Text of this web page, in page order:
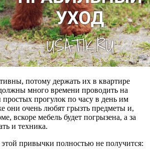
потому держать их в квартире
много времени проводить на
прогулок по часу в день им
они очень любят грызть предметы и,
вскоре мебель будет погрызена, а за
и техника.
привычки полностью не получится: